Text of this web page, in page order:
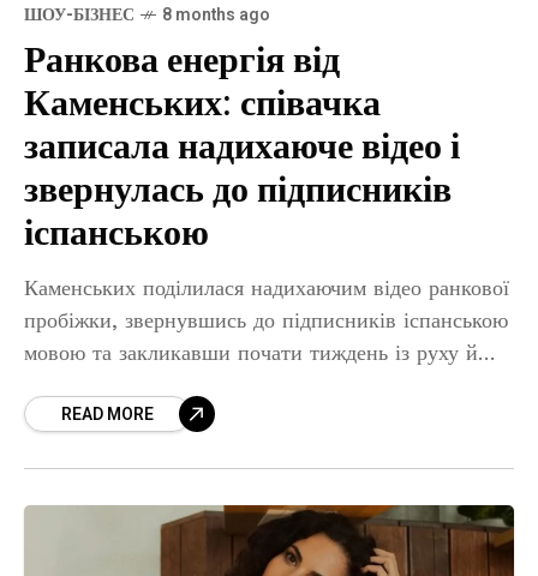
ШОУ-БІЗНЕС 8 months ago
Ранкова енергія від
Каменських: співачка
записала надихаюче відео і
звернулась до підписників
іспанською
Каменських поділилася надихаючим відео ранкової
пробіжки, звернувшись до підписників іспанською
мовою та закликавши почати тиждень із руху й
яка нині перебуває за кордоном, опублікувала
READ MORE